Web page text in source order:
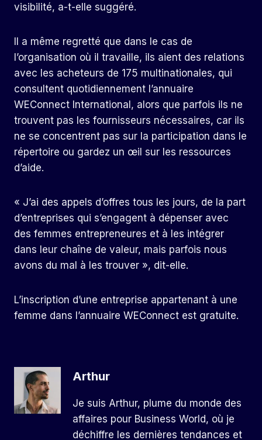
visibilité, a-t-elle suggéré.
Il a même regretté que dans le cas de
l’organisation où il travaille, ils aient des relations
avec les acheteurs de 175 multinationales, qui
consultent quotidiennement l’annuaire
WEConnect International, alors que parfois ils ne
trouvent pas les fournisseurs nécessaires, car ils
ne se concentrent pas sur la participation dans le
répertoire ou gardez un œil sur les ressources
d’aide.
« J’ai des appels d’offres tous les jours, de la part
d’entreprises qui s’engagent à dépenser avec
des femmes entrepreneures et à les intégrer
dans leur chaîne de valeur, mais parfois nous
avons du mal à les trouver », dit-elle.
L’inscription d’une entreprise appartenant à une
femme dans l’annuaire WEConnect est gratuite.
Arthur
Je suis Arthur, plume du monde des
affaires pour Business World, où je
déchiffre les dernières tendances et